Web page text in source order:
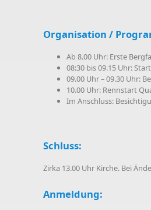
Organisation /
Ab 8.00 Uhr: Erste
08:30 bis 09.15 Uhr:
09.00 Uhr – 09.30 Uhr:
10.00 Uhr: Rennstart
Im Anschluss:
Schluss:
Zirka 13.00 Uhr Kirche. Bei
Anmeldung: